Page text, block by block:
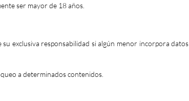
ser mayor de 18 años.
su exclusiva responsabilidad si algún menor incorpora datos
a determinados contenidos.